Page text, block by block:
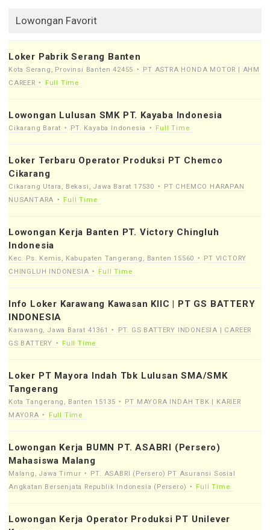
Lowongan Favorit
Loker Pabrik Serang Banten
Kota Serang, Provinsi Banten 42455
PT ASTRA HONDA MOTOR | AHM
CAREER
Full Time
Lowongan Lulusan SMK PT. Kayaba Indonesia
Cikarang Barat PT. Kayaba Indonesia Full Time
Loker Terbaru Operator Produksi PT Chemco
Cikarang
Cikarang Utara, Bekasi, Jawa Barat 17530
PT CHEMCO HARAPAN
NUSANTARA
Full Time
Lowongan Kerja Banten PT. Victory Chingluh
Indonesia
Kec. Ps. Kemis, Kabupaten Tangerang, Banten 15560
PT VICTORY
CHINGLUH INDONESIA
Full Time
Info Loker Karawang Kawasan KIIC | PT GS BATTERY
INDONESIA
Karawang, Jawa Barat 41361
PT. GS BATTERY INDONESIA | CAREER
GS BATTERY
Full Time
Loker PT Mayora Indah Tbk Lulusan SMA/SMK
Tangerang
Kota Tangerang, Banten 15135
PT MAYORA INDAH TBK | KARIER
MAYORA
Full Time
Lowongan Kerja BUMN PT. ASABRI (Persero)
Mahasiswa Malang
Malang, Jawa Timur
PT. ASABRI (Persero) PT Asuransi Sosial
Angkatan Bersenjata Republik Indonesia (Persero)
Full Time
Lowongan Kerja Operator Produksi PT Unilever